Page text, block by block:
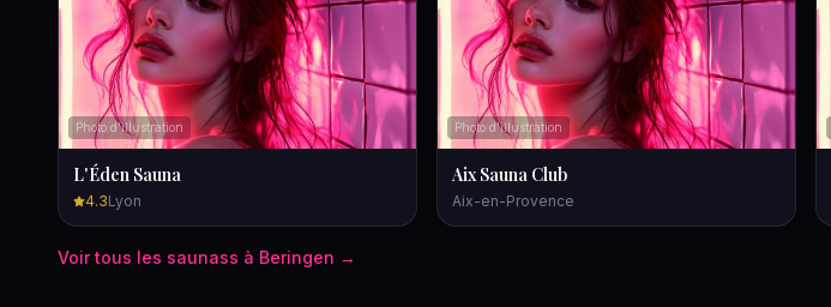
Photo d'illustration
L'Éden Sauna
4.3Lyon
Photo d'illustration
Aix Sauna Club
Aix-en-Provence
Voir tous les saunass à Beringen →